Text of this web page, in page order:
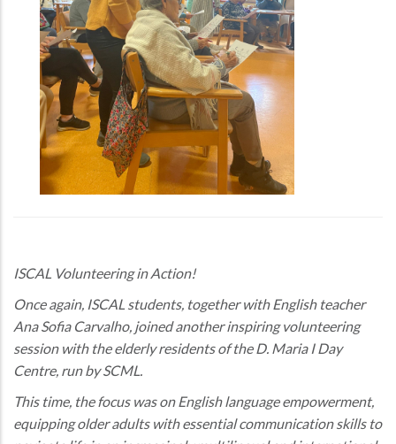
ISCAL Volunteering in Action!
Once again, ISCAL students, together with English teacher
Ana Sofia Carvalho, joined another inspiring volunteering
session with the elderly residents of the D. Maria I Day
Centre, run by SCML.
This time, the focus was on English language empowerment,
equipping older adults with essential communication skills to